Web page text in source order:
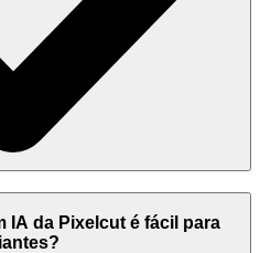
IA da Pixelcut é fácil para